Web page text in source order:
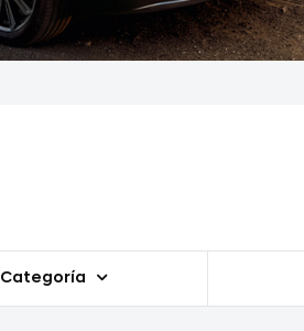
Categoría